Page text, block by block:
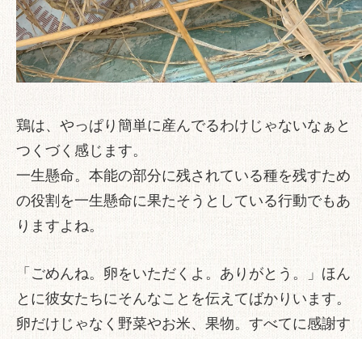
鶏は、やっぱり簡単に産んでるわけじゃないなぁと
つくづく感じます。
一生懸命。本能の部分に残されている種を残すため
の役割を一生懸命に果たそうとしている行動でもあ
りますよね。
「ごめんね。卵をいただくよ。ありがとう。」ほん
とに彼女たちにそんなことを伝えてばかりいます。
卵だけじゃなく野菜やお米、果物。すべてに感謝す